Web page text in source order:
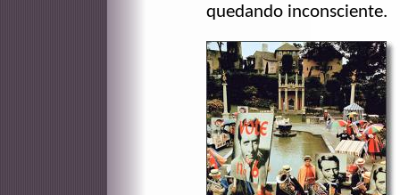
quedando inconsciente.